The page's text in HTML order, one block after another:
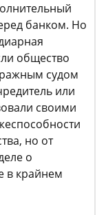
банком. Но
общество
судом
или
своими
но от
о
в крайнем